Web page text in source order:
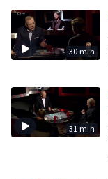
30 min
31 min